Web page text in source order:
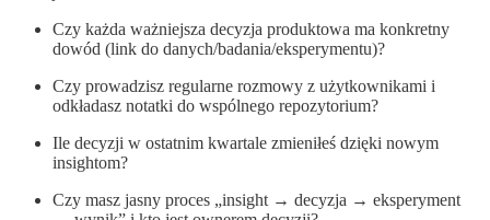
Czy każda ważniejsza decyzja produktowa ma konkretny
dowód (link do danych/badania/eksperymentu)?
Czy prowadzisz regularne rozmowy z użytkownikami i
odkładasz notatki do wspólnego repozytorium?
Ile decyzji w ostatnim kwartale zmieniłeś dzięki nowym
insightom?
Czy masz jasny proces „insight → decyzja → eksperyment